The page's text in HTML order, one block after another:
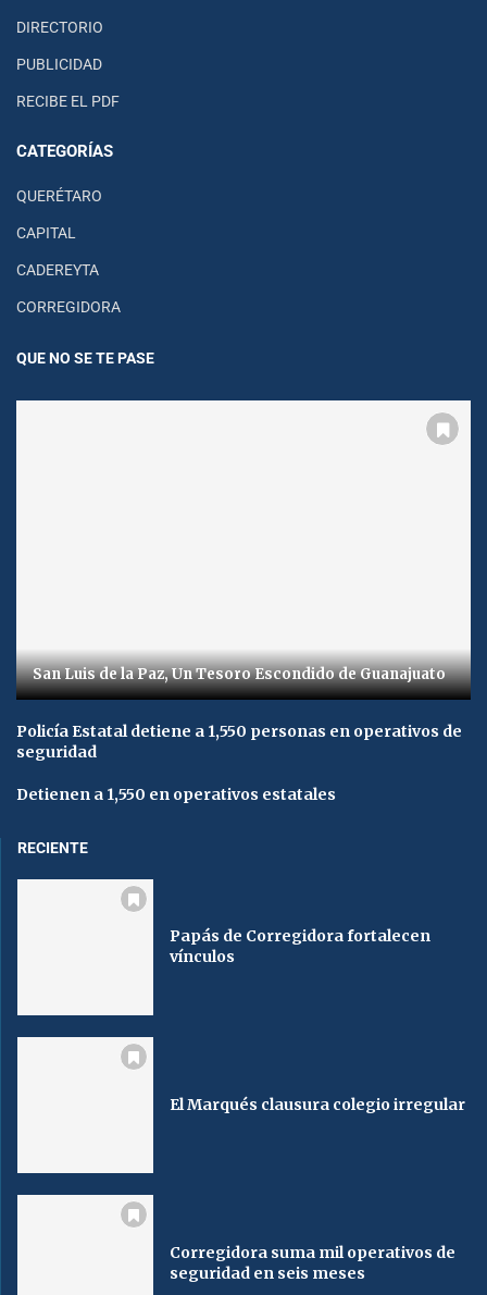
DIRECTORIO
PUBLICIDAD
RECIBE EL PDF
CATEGORÍAS
QUERÉTARO
CAPITAL
CADEREYTA
CORREGIDORA
QUE NO SE TE PASE
San Luis de la Paz, Un Tesoro Escondido de Guanajuato
Policía Estatal detiene a 1,550 personas en operativos de
seguridad
Detienen a 1,550 en operativos estatales
RECIENTE
Papás de Corregidora fortalecen
vínculos
El Marqués clausura colegio irregular
Corregidora suma mil operativos de
seguridad en seis meses